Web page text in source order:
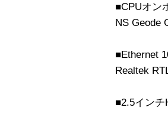
■CPUオン
NS Geode
■Ethernet
Realtek
■2.5インチ